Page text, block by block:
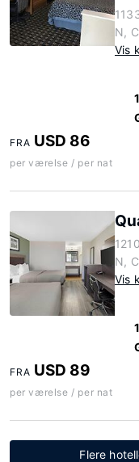
N,
Vis
FRA USD 86
per værelse / per nat
N,
Vis
FRA USD 89
per værelse / per nat
Flere